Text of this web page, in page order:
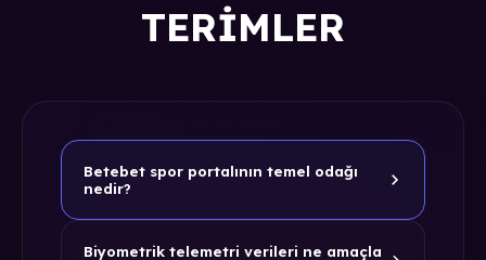
TERIMLER
Betebet spor portalının temel odağı
nedir?
Biyometrik telemetri verileri ne amaçla